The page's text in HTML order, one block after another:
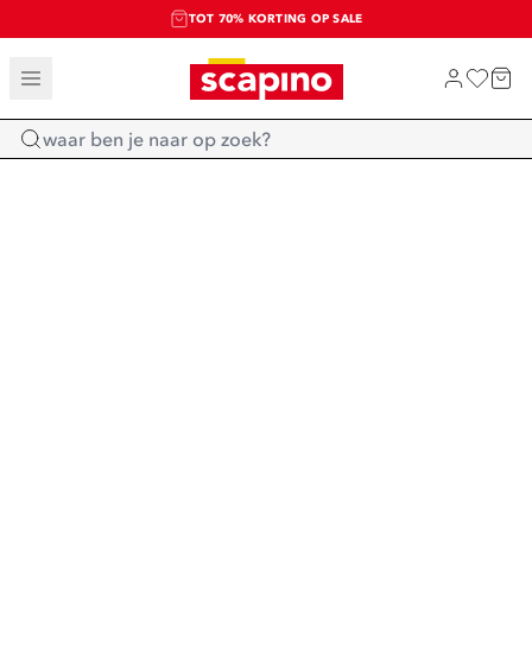
TOT 70% KORTING OP SALE
SALE: LAATSTE KANS!
SHOP NIEUW
Home